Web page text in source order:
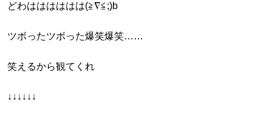
どわはははははは(≧∇≦;)b
ツボったツボった爆笑爆笑……
笑えるから観てくれ
↓↓↓↓↓↓